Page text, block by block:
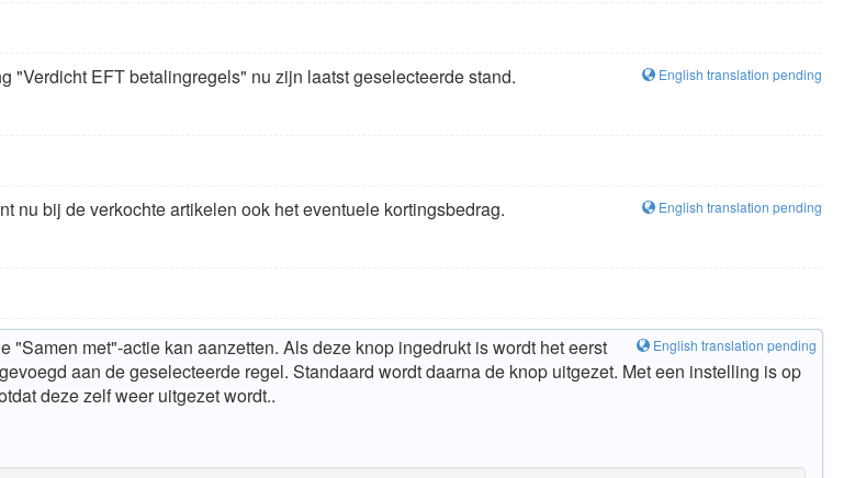
English translation pending
"Verdicht EFT betalingregels" nu zijn laatst geselecteerde stand.
English translation pending
nu bij de verkochte artikelen ook het eventuele kortingsbedrag.
English translation pending
"Samen met"-actie kan aanzetten. Als deze knop ingedrukt is wordt het eerst
aan de geselecteerde regel. Standaard wordt daarna de knop uitgezet. Met een instelling is op
deze zelf weer uitgezet wordt..